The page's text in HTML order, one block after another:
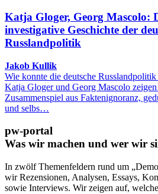
Katja Gloger, Georg Mascolo:
investigative Geschichte der
Russlandpolitik
Jakob Kullik
Wie konnte die deutsche Russlandpolitik
Katja Gloger und Georg Mascolo
Zusammenspiel aus Faktenignoranz,
und selbs…
pw-portal
Was wir machen und wer wir
In zwölf Themenfeldern rund um
wir Rezensionen, Analysen, Essays,
sowie Interviews. Wir zeigen auf,